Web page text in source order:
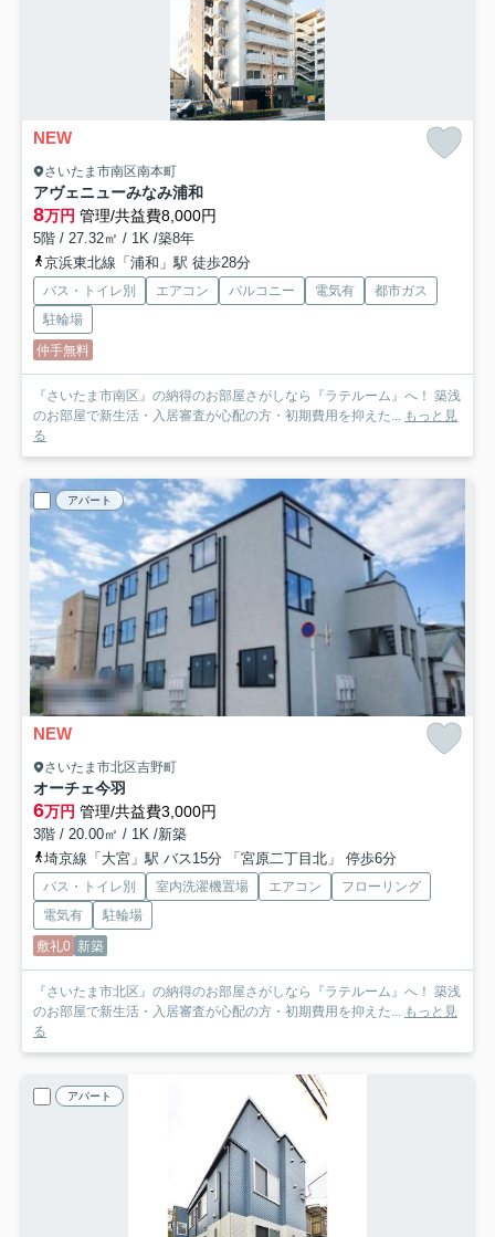
NEW
さいたま市南区南本町
アヴェニューみなみ浦和
8万円 管理/共益費8,000円
5階 / 27.32㎡ / 1K /築8年
京浜東北線「浦和」駅 徒歩28分
バス・トイレ別 エアコン バルコニー 電気有
都市ガス
駐輪場
仲手無料
『さいたま市南区』の納得のお部屋さがしなら『ラテルーム』へ！ 築浅
のお部屋で新生活・入居審査が心配の方・初期費用を抑えた... もっと見
る
アパート
NEW
さいたま市北区吉野町
オーチェ今羽
6万円 管理/共益費3,000円
3階 / 20.00㎡ / 1K /新築
埼京線「大宮」駅 バス15分 「宮原二丁目北」 停歩6分
バス・トイレ別 室内洗濯機置場 エアコン
フローリング
電気有
駐輪場
敷礼0 新築
『さいたま市北区』の納得のお部屋さがしなら『ラテルーム』へ！ 築浅
のお部屋で新生活・入居審査が心配の方・初期費用を抑えた... もっと見
る
アパート